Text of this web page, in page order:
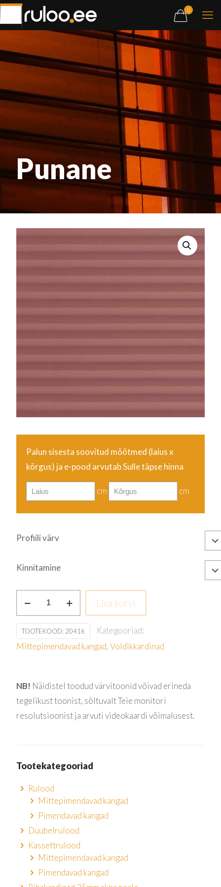
0
Punane
Palun sisesta soovitud mõõtmed (laiusx
kõrgus) ja e-pood arvutab Sulle täpse hinna
cm cm
Profiili värv
Kinnitamine
Lisa korvi
TOOTEKOOD: 20416
Kategooriad:
Mittepimendavad kangad,Voldikkardinad
NB! Näidistel toodud värvitoonid võivad erineda
tegelikust toonist, sõltuvalt Teie monitori
resolutsioonist ja arvuti videokaardi võimalusest.
Tootekategooriad
Rulood
Mittepimendavad kangad
Pimendavad kangad
Duubelrulood
Kassettrulood
Mittepimendavad kangad
Pimendavad kangad